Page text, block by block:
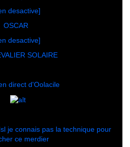
desactive]
OSCAR
desactive]
SOLAIRE
direct d'Oolacile
je connais pas la technique pour
ce merdier